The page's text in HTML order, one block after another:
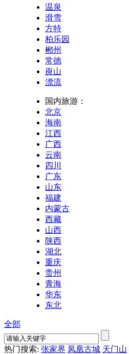
温泉
滑雪
方特
柏乐园
郴州
常德
崀山
漂流
国内旅游：
北京
海南
江西
广西
云南
四川
广东
山东
福建
内蒙古
西藏
山西
陕西
湖北
重庆
贵州
青海
华东
东北
全部
热门搜索: 张家界 凤凰古城 天门山